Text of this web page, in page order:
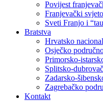
Povijest
Franjevački
Sveti Franjo i
Bratstva
Hrvatsko
Osječko
Primorsko-
Splitsko-
Zadarsko-
Zagrebačko
Kontakt